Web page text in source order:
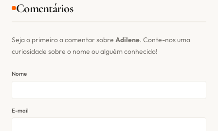
Comentários
Seja o primeiro a comentar sobre Adilene. Conte-nos uma
curiosidade sobre o nome ou alguém conhecido!
Nome
E-mail